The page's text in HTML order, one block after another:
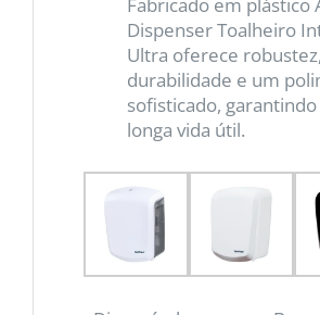
Dispenser Toalheiro
Ultra oferece robustez,
durabilidade e um
sofisticado,
longa vida útil.